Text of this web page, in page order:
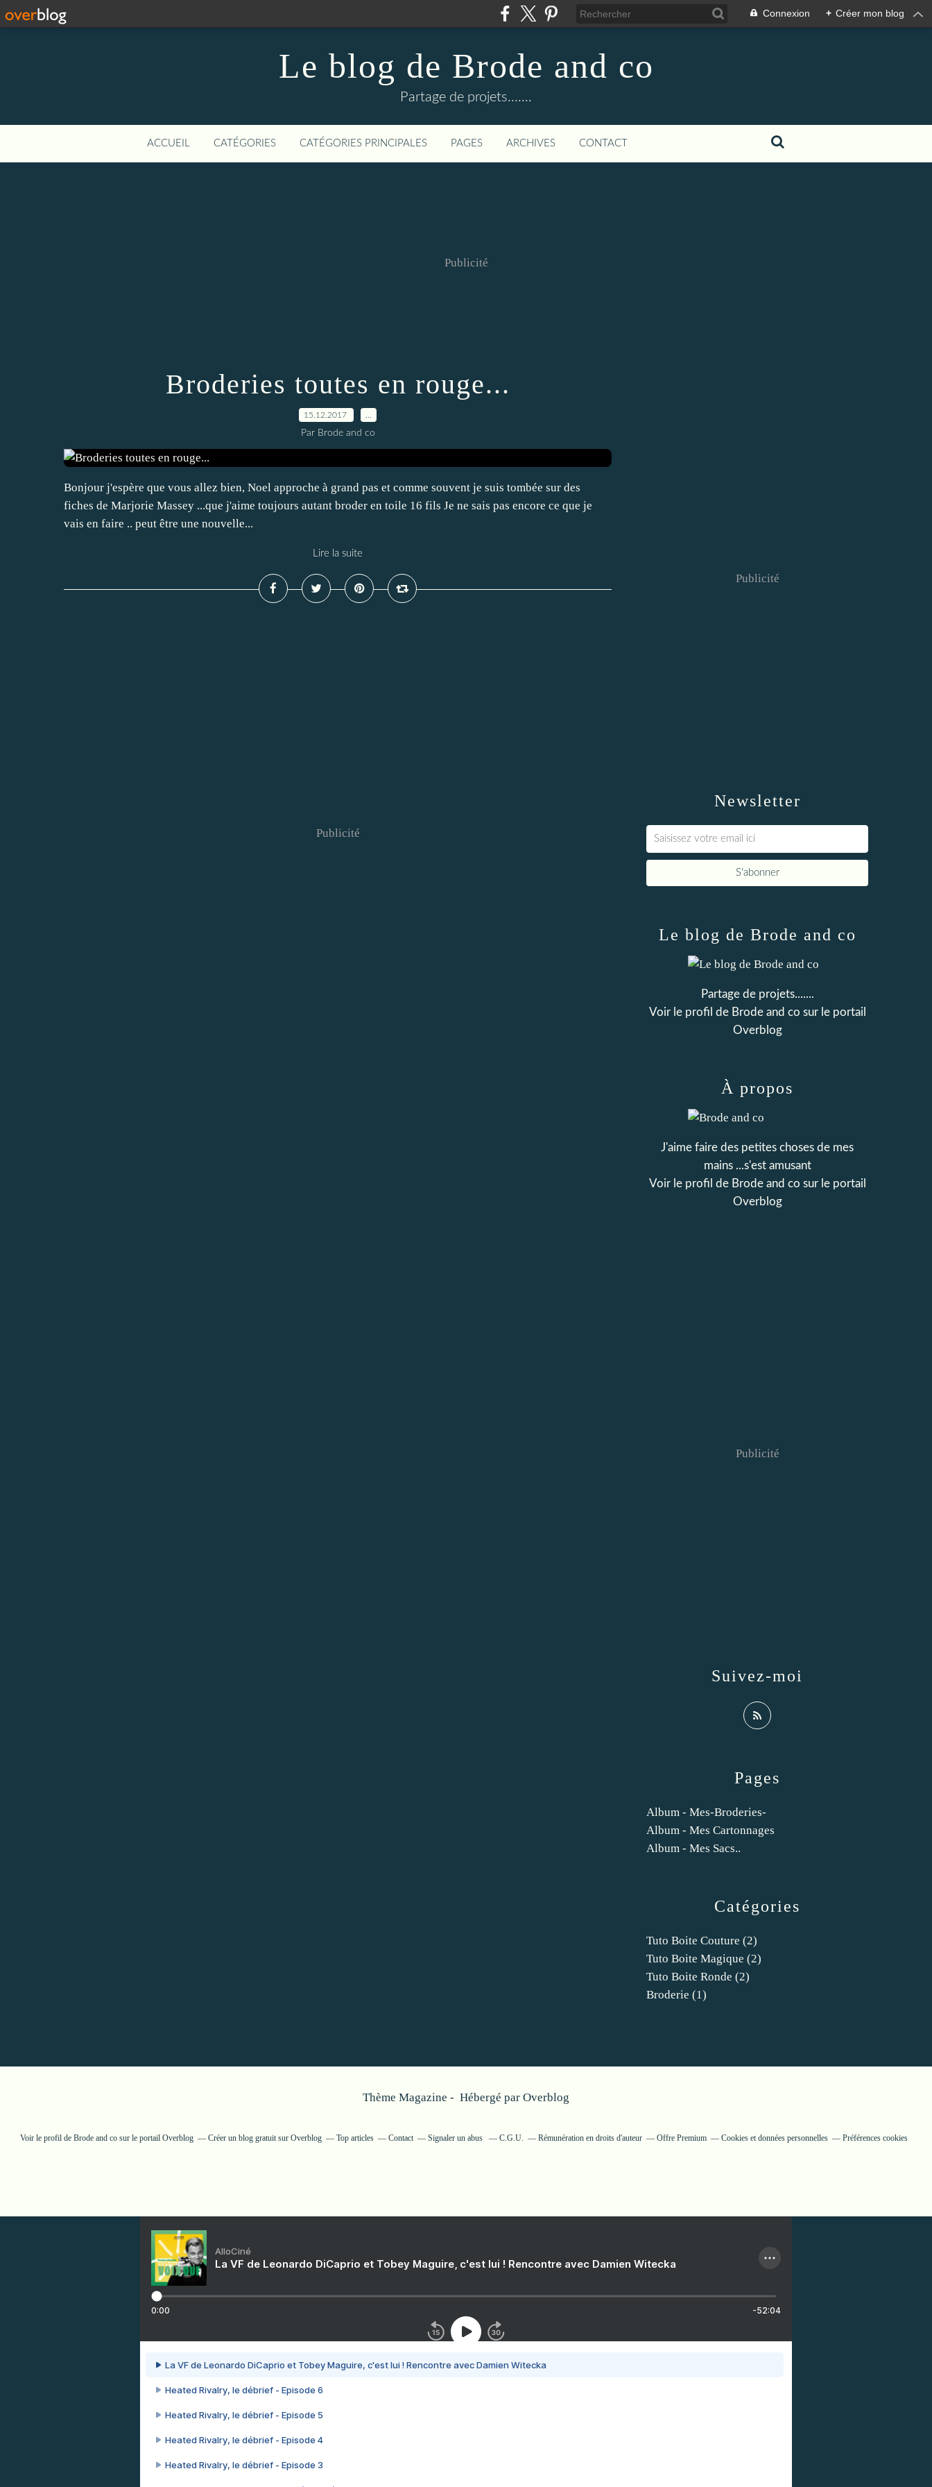
Connexion + Créer mon blog
Le blog de Brode and co
Partage de projets.......
ACCUEIL CATÉGORIES CATÉGORIES PRINCIPALES PAGES ARCHIVES CONTACT
Publicité
Broderies toutes en rouge...
15.12.2017
Par Brode and co
Bonjour j'espère que vous allez bien, Noel approche à grand pas et comme souvent je suis tombée sur des
fiches de Marjorie Massey ...que j'aime toujours autant broder en toile 16 fils Je ne sais pas encore ce que je
vais en faire .. peut être une nouvelle...
Lire la suite
Publicité
Newsletter
Publicité
Catégories
Tuto Boite Couture (2)
Tuto Boite Magique (2)
Tuto Boite Ronde (2)
Broderie (1)
Pages
Album - Mes-Broderies-
Album - Mes Cartonnages
Album - Mes Sacs..
Le blog de Brode and co
Partage de projets.......
Voir le profil de Brode and co sur le portail
Overblog
Suivez-moi
À propos
J'aime faire des petites choses de mes
mains ...s'est amusant
Voir le profil de Brode and co sur le portail
Overblog
Publicité
Thème Magazine - Hébergé par Overblog
Voir le profil de Brode and co sur le portail Overblog Créer un blog gratuit sur Overblog Top articles Contact Signaler un abus C.G.U. Rémunération en droits d'auteur Offre Premium Cookies et données personnelles Préférences cookies
AlloCiné
La VF de Leonardo DiCaprio et Tobey Maguire, c'est lui ! Rencontre avec Damien Witecka
0:00 -52:04
La VF de Leonardo DiCaprio et Tobey Maguire, c'est lui ! Rencontre avec Damien Witecka
Heated Rivalry, le débrief - Episode 6
Heated Rivalry, le débrief - Episode 5
Heated Rivalry, le débrief - Episode 4
Heated Rivalry, le débrief - Episode 3